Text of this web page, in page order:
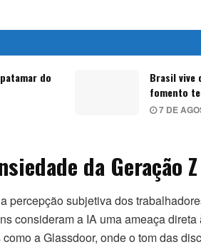
do
Brasil vive
fomento
7 DE
da Geração Z
percepção subjetiva dos
consideram a IA uma ameaça
a Glassdoor, onde o tom das